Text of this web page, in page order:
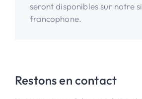
seront disponibles sur notre
francophone.
Restons en contact